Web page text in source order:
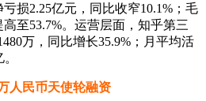
损2.25亿元，同比收窄10.1%；毛
至53.7%。运营层面，知乎第三
万，同比增长35.9%；月平均活
人民币天使轮融资